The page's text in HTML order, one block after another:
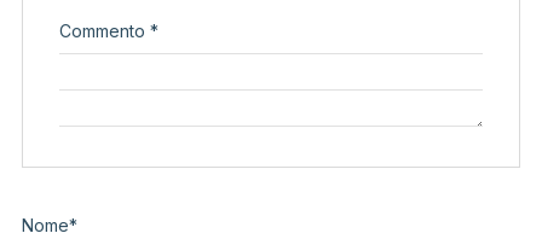
Commento *
Nome*